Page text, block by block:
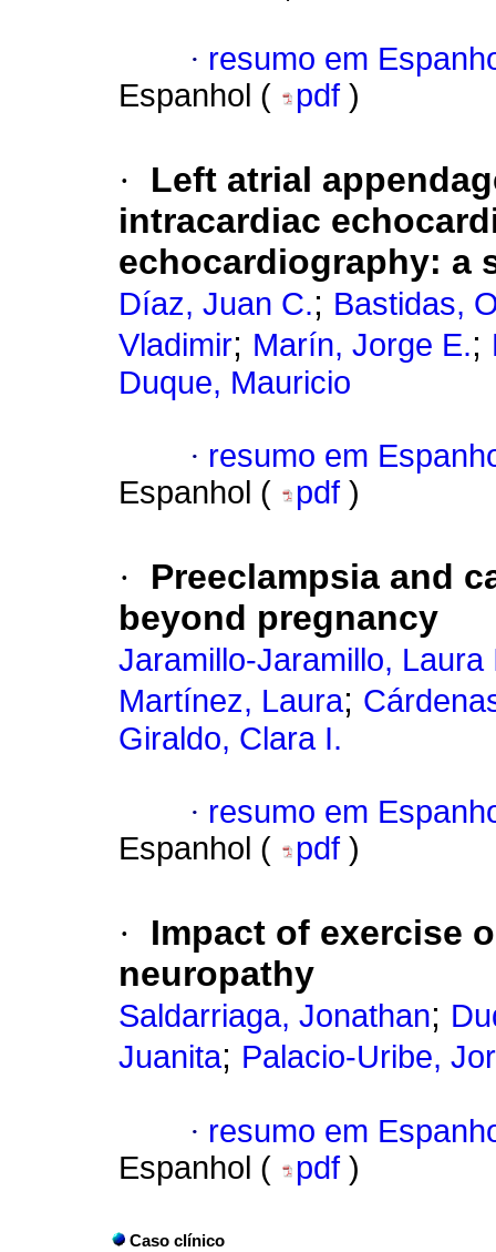
· resumo em
Espanhol (
pdf )
·
Left atrial
intracardiac
echocardiography: a
Díaz, Juan C.; Bastidas,
Vladimir; Marín, Jorge E.;
Duque, Mauricio
· resumo em
Espanhol (
pdf )
·
Preeclampsia and
beyond pregnancy
Jaramillo-Jaramillo, Laura
Martínez, Laura;
Giraldo, Clara I.
· resumo em
Espanhol (
pdf )
·
Impact of exercise
neuropathy
Saldarriaga, Jonathan;
Juanita; Palacio-Uribe,
· resumo em
Espanhol (
pdf )
Caso clínico